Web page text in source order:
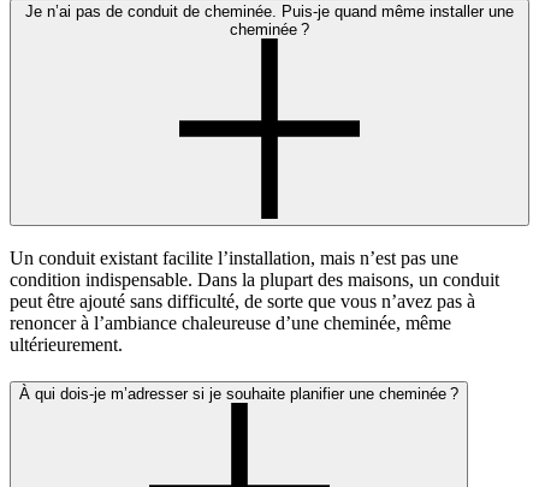
Je n’ai pas de conduit de cheminée. Puis-je quand même installer une
cheminée ?
Un conduit existant facilite l’installation, mais n’est pas une
condition indispensable. Dans la plupart des maisons, un conduit
peut être ajouté sans difficulté, de sorte que vous n’avez pas à
renoncer à l’ambiance chaleureuse d’une cheminée, même
ultérieurement.
À qui dois-je m’adresser si je souhaite planifier une cheminée ?